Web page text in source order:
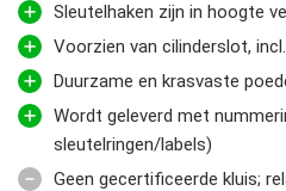
Sleutelhaken zijn in hoogte
Voorzien van cilinderslot,
Duurzame en krasvaste
Wordt geleverd met
sleutelringen/labels)
Geen gecertificeerde kluis;